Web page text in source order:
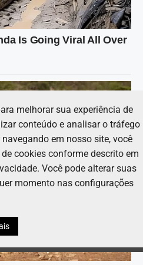
melhorar sua experiência de
conteúdo e analisar o tráfego
em nosso site, você
cookies conforme descrito em
Você pode alterar suas
momento nas configurações